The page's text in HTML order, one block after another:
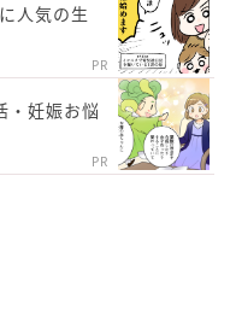
人気の生
PR
・妊娠お悩
PR